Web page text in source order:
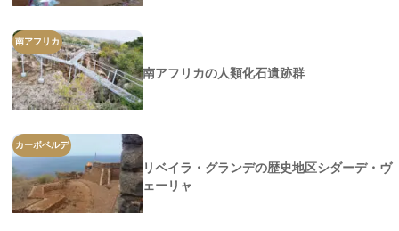
南アフリカ
南アフリカの人類化石遺跡群
カーボベルデ
リベイラ・グランデの歴史地区シダーデ・ヴ
ェーリャ